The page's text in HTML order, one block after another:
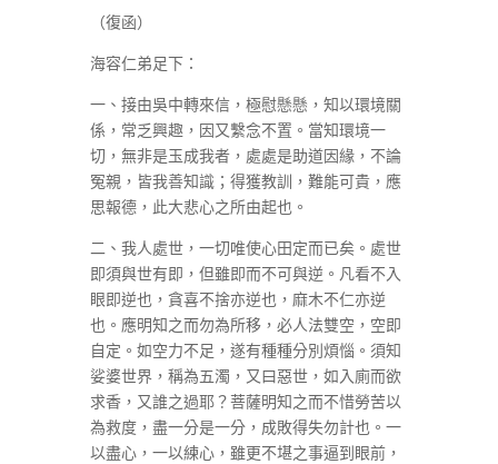
（復函）
海容仁弟足下：
一、接由吳中轉來信，極慰懸懸，知以環境關
係，常乏興趣，因又繫念不置。當知環境一
切，無非是玉成我者，處處是助道因緣，不論
冤親，皆我善知識；得獲教訓，難能可貴，應
思報德，此大悲心之所由起也。
二、我人處世，一切唯使心田定而已矣。處世
即須與世有即，但雖即而不可與逆。凡看不入
眼即逆也，貪喜不捨亦逆也，麻木不仁亦逆
也。應明知之而勿為所移，必人法雙空，空即
自定。如空力不足，遂有種種分別煩惱。須知
娑婆世界，稱為五濁，又曰惡世，如入廁而欲
求香，又誰之過耶？菩薩明知之而不惜勞苦以
為救度，盡一分是一分，成敗得失勿計也。一
以盡心，一以練心，雖更不堪之事逼到眼前，